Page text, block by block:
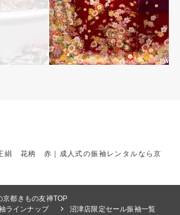
絹 花柄 赤｜成人式の振袖レンタルなら京
京都きもの友禅TOP
ラインナップ
沼津店限定セール振袖一覧